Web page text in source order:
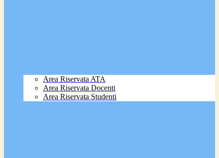
Area Riservata ATA
Area Riservata Docenti
Area Riservata Studenti